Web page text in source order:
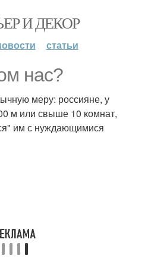
И ДЕКОР
статьи
нас?
меру: россияне, у
м или свыше 10 комнат,
им с нуждающимися